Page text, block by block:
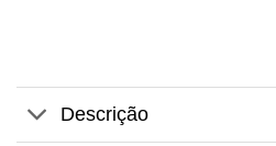
Descrição